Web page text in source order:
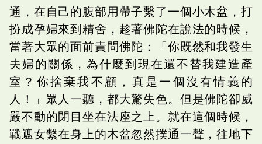
通，在自己的腹部用帶子繫了一個小木盆，打
扮成孕婦來到精舍，趁著佛陀在說法的時候，
當著大眾的面前責問佛陀：「你既然和我發生
夫婦的關係，為什麼到現在還不替我建造產
室？你捨棄我不顧，真是一個沒有情義的
人！」眾人一聽，都大驚失色。但是佛陀卻威
嚴不動的閉目坐在法座之上。就在這個時候，
戰遮女繫在身上的木盆忽然撲通一聲，往地下